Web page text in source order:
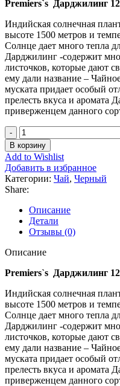
Premiers`s Дарджилинг
Индийская солнечная
высоте 1500 метров и
Солнце дает много тепла
Дарджилинг -содержит
листочков, которые дают
ему дали название –
муската придает особый
прелесть вкуса и аромата
приверженцем данного
Количество
товара
Premier's
Tea
Darjeeling
125
гр.
В корзину
Add to Wishlist
Добавить в избранное
Категории: Чай, Черный
Share:
Описание
Детали
Отзывы (0)
Описание
Premiers`s Дарджилинг
Индийская солнечная
высоте 1500 метров и
Солнце дает много тепла
Дарджилинг -содержит
листочков, которые дают
ему дали название –
муската придает особый
прелесть вкуса и аромата
приверженцем данного